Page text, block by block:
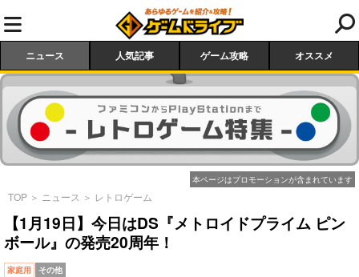
ニュース 人気記事 ゲーム攻略 オススメ
本ページはプロモーションが含まれています
TOP ＞ ニュース ＞ レトロゲーム
【1月19日】今日はDS『メトロイドプライム ピン
ボール』の発売20周年！
家庭用 その他